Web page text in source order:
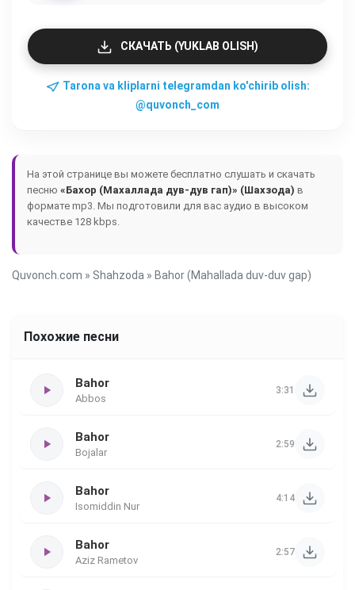
СКАЧАТЬ (YUKLAB OLISH)
Tarona va kliplarni telegramdan ko'chirib olish:
@quvonch_com
На этой странице вы можете бесплатно слушать и скачать
песню «Бахор (Махаллада дув-дув гап)» (Шахзода) в
формате mp3. Мы подготовили для вас аудио в высоком
качестве 128 kbps.
Quvonch.com » Shahzoda » Bahor (Mahallada duv-duv gap)
Похожие песни
Bahor
Abbos
3:31
Bahor
Bojalar
2:59
Bahor
Isomiddin Nur
4:14
Bahor
Aziz Rametov
2:57